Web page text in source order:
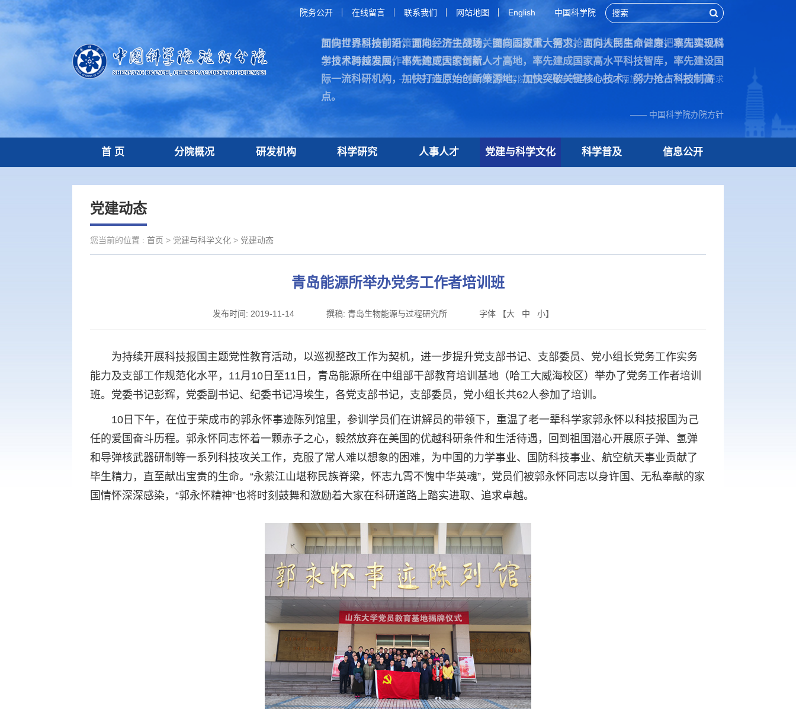
院务公开 在线留言 联系我们 网站地图 English 中国科学院
面向世界科技前沿，面向经济主战场，面向国家重大需求，面向人民生命健康，率先实现科
学技术跨越发展，率先建成国家创新人才高地，率先建成国家高水平科技智库，率先建设国
际一流科研机构，加快打造原始创新策源地，加快突破关键核心技术，努力抢占科技制高
点。
—— 中国科学院办院方针
加快打造原始创新策源地，加快突破关键核心技术，努力抢占科技制高点，为把我国建设成
为世界科技强国作出新的更大的贡献。
—— 习近平总书记在致中国科学院建院70周年贺信中作出的“两加快一努力”重要指示要求
首 页 分院概况 研发机构 科学研究 人事人才 党建与科学文化 科学普及 信息公开
党建动态
您当前的位置 : 首页 > 党建与科学文化 > 党建动态
青岛能源所举办党务工作者培训班
发布时间: 2019-11-14 撰稿: 青岛生物能源与过程研究所 字体 【大 中 小】
为持续开展科技报国主题党性教育活动，以巡视整改工作为契机，进一步提升党支部书记、支部委员、党小组长党务工作实务
能力及支部工作规范化水平，11月10日至11日，青岛能源所在中组部干部教育培训基地（哈工大威海校区）举办了党务工作者培训
班。党委书记彭辉，党委副书记、纪委书记冯埃生，各党支部书记，支部委员，党小组长共62人参加了培训。
10日下午，在位于荣成市的郭永怀事迹陈列馆里，参训学员们在讲解员的带领下，重温了老一辈科学家郭永怀以科技报国为己
任的爱国奋斗历程。郭永怀同志怀着一颗赤子之心，毅然放弃在美国的优越科研条件和生活待遇，回到祖国潜心开展原子弹、氢弹
和导弹核武器研制等一系列科技攻关工作，克服了常人难以想象的困难，为中国的力学事业、国防科技事业、航空航天事业贡献了
毕生精力，直至献出宝贵的生命。“永萦江山堪称民族脊梁，怀志九霄不愧中华英魂”，党员们被郭永怀同志以身许国、无私奉献的家
国情怀深深感染，“郭永怀精神”也将时刻鼓舞和激励着大家在科研道路上踏实进取、追求卓越。